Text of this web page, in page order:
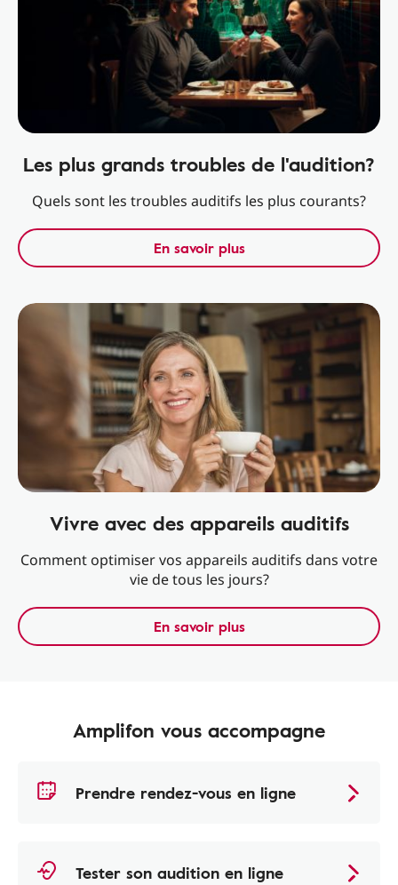
Les plus grands troubles de l'audition?
Quels sont les troubles auditifs les plus courants?
En savoir plus
Vivre avec des appareils auditifs
Comment optimiser vos appareils auditifs dans votre
vie de tous les jours?
En savoir plus
Amplifon vous accompagne
Prendre rendez-vous en ligne
Tester son audition en ligne